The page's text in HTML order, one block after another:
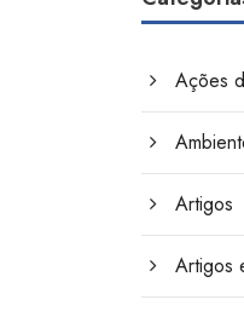
Ações
Artigos
Artigos